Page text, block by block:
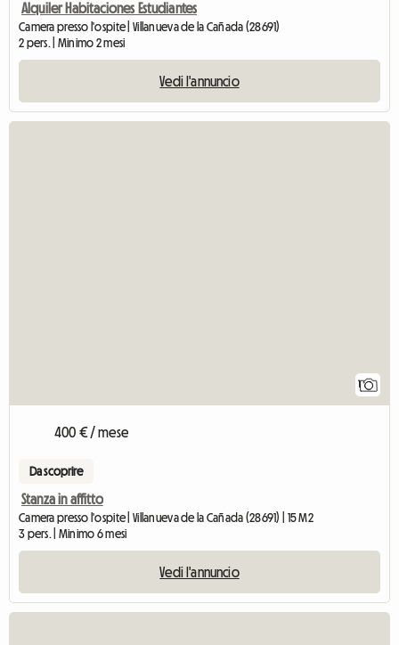
Alquiler Habitaciones Estudiantes
Camera presso l'ospite | Villanueva de la Cañada (28691)
2 pers. | Minimo 2 mesi
Vedi l'annuncio
1
400 € / mese
Da scoprire
Stanza in affitto
Camera presso l'ospite | Villanueva de la Cañada (28691) | 15 M2
3 pers. | Minimo 6 mesi
Vedi l'annuncio